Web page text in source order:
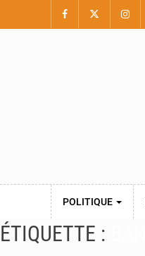
POLITIQUE
ÉTIQUETTE :